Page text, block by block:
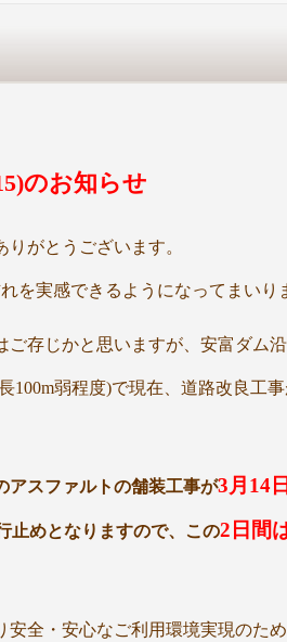
のお知らせ
がとうございます。
を実感できるようになってまいり
存じかと思いますが、安富ダム
100m弱程度)で現在、道路改良工
アスファルトの舗装工事が3月14
止めとなりますので、この2日間
全・安心なご利用環境実現のた